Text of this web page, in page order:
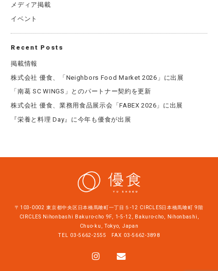
メディア掲載
イベント
Recent Posts
掲載情報
株式会社 優食、「Neighbors Food Market 2026」に出展
「南葛 SC WINGS」とのパートナー契約を更新
株式会社 優食、業務用食品展示会「FABEX 2026」に出展
『栄養と料理 Day』に今年も優食が出展
〒103-0002 東京都中央区日本橋馬喰町一丁目５-12 CIRCLES日本橋馬喰町 9階
CIRCLES Nihonbashi Bakuro-cho 9F, 1-5-12, Bakuro-cho, Nihonbashi,
Chuo-ku, Tokyo, Japan
TEL 03-5662-2555 FAX 03-5662-3898